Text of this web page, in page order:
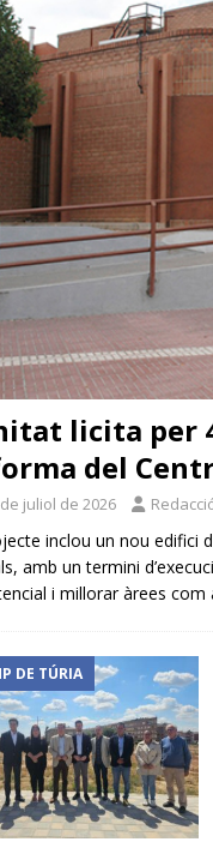
més de 5,5 milions
DANA
reforça el seu lideratge
licita per
del
juliol de 2026
inclou un nou edifici
amb un termini
i millorar àrees com
DE TÚRIA